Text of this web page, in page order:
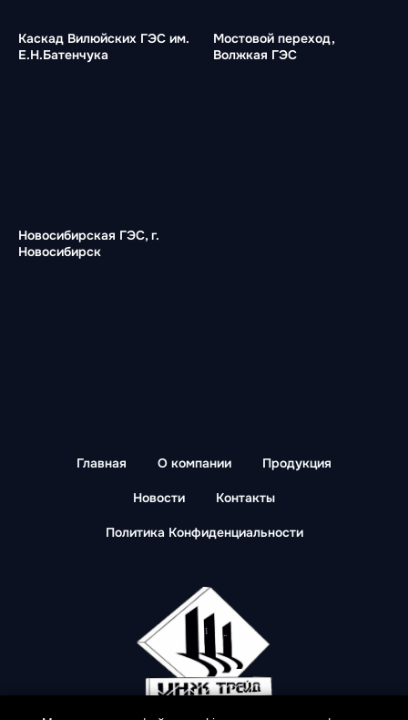
Каскад Вилюйских ГЭС им.
Е.Н.Батенчука
Мостовой переход,
Волжкая ГЭС
Новосибирская ГЭС, г.
Новосибирск
Главная О компании Продукция
Новости Контакты
Политика Конфиденциальности